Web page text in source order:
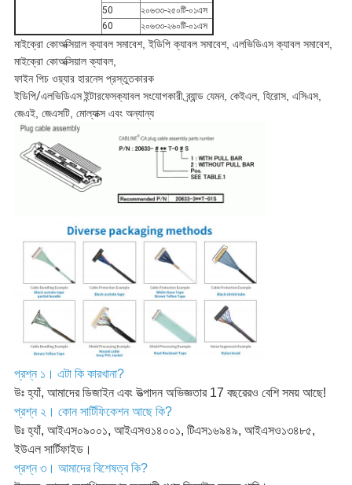
50
২০৬৩৩-২৫০টি-০১এস
60
২০৬৩৩-২৬০টি-০১এস
মাইক্রো কোঅক্সিয়াল ক্যাবল সমাবেশ, ইডিপি ক্যাবল সমাবেশ, এলভিডিএস ক্যাবল সমাবেশ,
মাইক্রো কোঅক্সিয়াল ক্যাবল,
ফাইন পিচ ওয়্যার হারনেস প্রস্তুতকারক
ইডিপি/এলভিডিএস ইন্টারফেসক্যাবল সংযোগকারী ব্র্যান্ড যেমন, কেইএল, হিরোস, এসিএস,
জেএই, জেএসটি, মোল্যাক্স এবং অন্যান্য
প্রশ্ন ১। এটা কি কারখানা?
উঃ হ্যাঁ, আমাদের ডিজাইন এবং উত্পাদন অভিজ্ঞতার 17 বছরেরও বেশি সময় আছে!
প্রশ্ন ২। কোন সার্টিফিকেশন আছে কি?
উঃ হ্যাঁ, আইএস০৯০০১, আইএসও১৪০০১, টিএস১৬৯৪৯, আইএসও১৩৪৮৫,
ইউএল সার্টিফাইড।
প্রশ্ন ৩। আমাদের বিশেষত্ব কি?